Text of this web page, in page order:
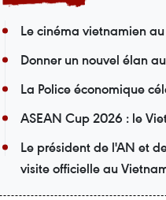
Le cinéma vietnamien
Donner un nouvel élan
La Police économique
ASEAN Cup 2026 : le
Le président de l'AN et
visite officielle au